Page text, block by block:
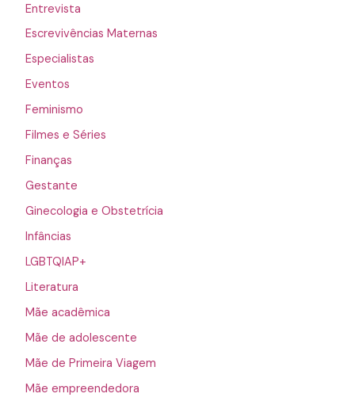
Entrevista
Escrevivências Maternas
Especialistas
Eventos
Feminismo
Filmes e Séries
Finanças
Gestante
Ginecologia e Obstetrícia
Infâncias
LGBTQIAP+
Literatura
Mãe acadêmica
Mãe de adolescente
Mãe de Primeira Viagem
Mãe empreendedora